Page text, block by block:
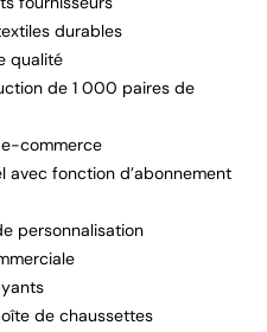
durables
qualité
de 1 000 paires de
commerce
fonction d’abonnement
personnalisation
de chaussettes